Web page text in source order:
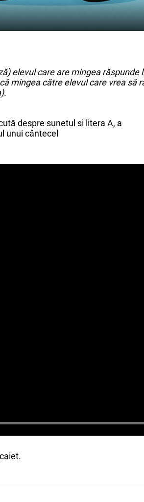
elevul care are mingea
mingea către elevul care vrea să
despre sunetul si litera A, a
unui cântecel